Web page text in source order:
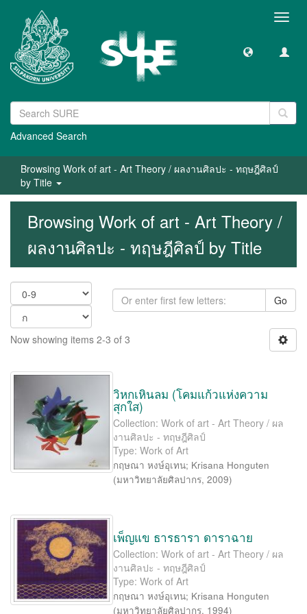
Advanced Search
Browsing Work of art - Art Theory / ผลงานศิลปะ - ทฤษฎีศิลป์
by Title
Browsing Work of art - Art Theory /
ผลงานศิลปะ - ทฤษฎีศิลป์ by Title
Go
Now showing items 2-3 of 3
วิหกเหินลม (โคมแก้วแห่งความ
สุกใส)
Collection: Work of art - Art Theory / ผล
งานศิลปะ - ทฤษฎีศิลป์
Type: Work of Art
กฤษณา หงษ์อุเทน; Krisana Honguten
(มหาวิทยาลัยศิลปากร, 2009)
เพ็ญแข ธารธารา ดาราฉาย
Collection: Work of art - Art Theory / ผล
งานศิลปะ - ทฤษฎีศิลป์
Type: Work of Art
กฤษณา หงษ์อุเทน; Krisana Honguten
(มหาวิทยาลัยศิลปากร, 1994)